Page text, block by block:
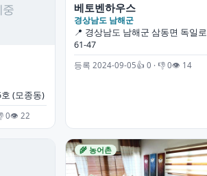
(모종동)
0👁 22
베토벤하우스
경상남도 남해군
📍 경상남도 남해군 삼동면 독일로
61-47
등록 2024-09-05👍 0 · 👎 0👁 14
🌾 농어촌